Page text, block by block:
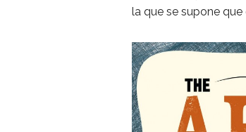
la que se supone que